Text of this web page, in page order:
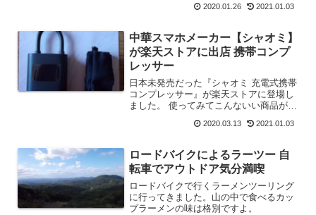
2020.01.26 2021.01.03
中華スマホメーカー【シャオミ】
が楽天ストアに出店 携帯コンプ
レッサー
日本未発売だった『シャオミ 充電式携帯
コンプレッサー』が楽天ストアに登場し
ました。 使ってみてこんないい商品が日
たらついに日本でも手に入ります。 使
い。
2020.03.13 2021.01.03
ロードバイクによるラーツー 自
転車でアウトドア気分満喫
ロードバイクで行くラーメンツーリング
に行ってきました。山の中で食べるカッ
プラーメンの味は格別ですよ。